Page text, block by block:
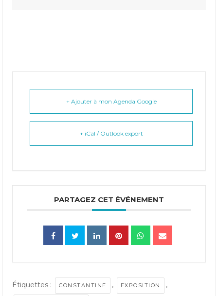
+ Ajouter à mon Agenda Google
+ iCal / Outlook export
PARTAGEZ CET ÉVÉNEMENT
Étiquettes : CONSTANTINE , EXPOSITION ,